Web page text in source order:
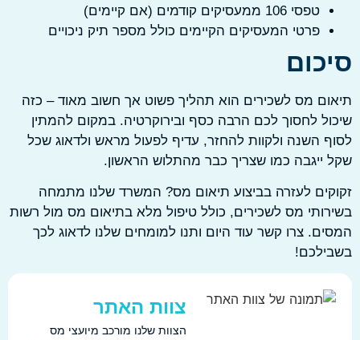
טפסי 106 ממעסיקים קודמים (אם קיימים)
פרטי המעסיקים הקיימים כולל מספר תיק ניכויים
מס לשכירים הוא תהליך פשוט אך חשוב מאוד – כזה
לחסוך לכם הרבה כסף ובירוקרטיה. במקום להמתין
השנה ולקוות להחזר, עדיף לפעול מראש ולדאוג שכל
ייגבה כמו שצריך כבר מהתלוש הראשון.
לעזרה בביצוע תיאום מס? המשרד שלנו מתמחה
מס לשכירים, כולל טיפול מלא בתיאום מס מול רשות
צרו קשר עוד היום ותנו למומחים שלנו לדאוג לכך
צוות האתר
הצוות שלנו מורכב מיועצי מס